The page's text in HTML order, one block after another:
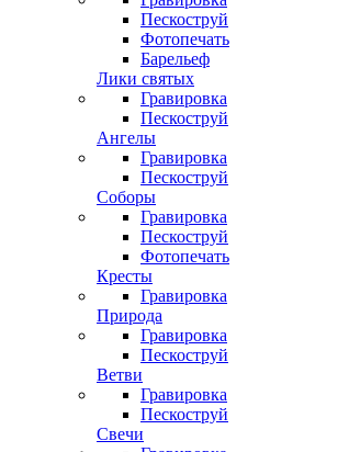
Пескоструй
Фотопечать
Барельеф
Лики святых
Гравировка
Пескоструй
Ангелы
Гравировка
Пескоструй
Соборы
Гравировка
Пескоструй
Фотопечать
Кресты
Гравировка
Природа
Гравировка
Пескоструй
Ветви
Гравировка
Пескоструй
Свечи